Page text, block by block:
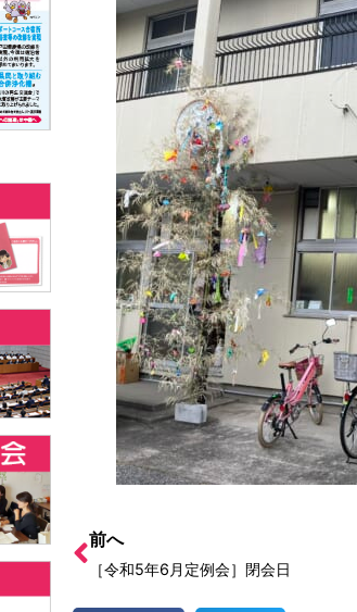
前へ
［令和5年6月定例会］閉会日